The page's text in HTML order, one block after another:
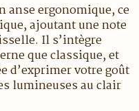
anse ergonomique, ce
ajoutant une note
Il s’intègre
que classique, et
d’exprimer votre goût
lumineuses au clair